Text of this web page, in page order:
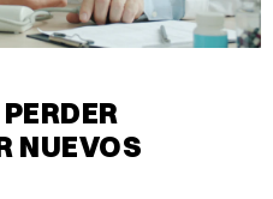
NUEVOS